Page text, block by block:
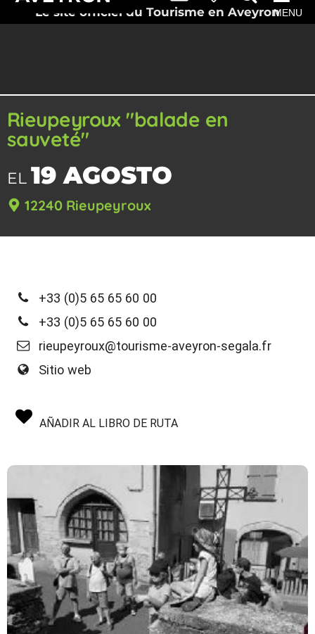
Le site officiel du Tourisme en AveyronMENU
Rieupeyroux "balade en
sauveté"
EL 19 AGOSTO
12240 Rieupeyroux
+33 (0)5 65 65 60 00
+33 (0)5 65 65 60 00
rieupeyroux@tourisme-aveyron-segala.fr
Sitio web
AÑADIR AL LIBRO DE RUTA